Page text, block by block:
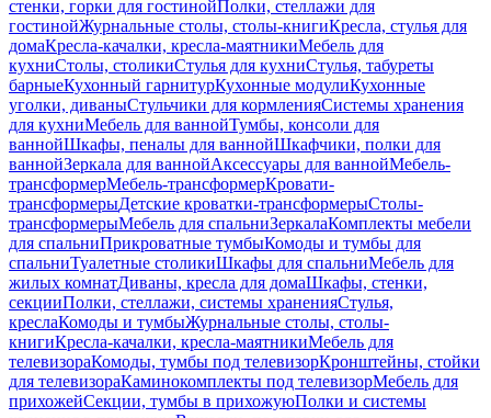
стенки, горки для гостинойПолки, стеллажи для
гостинойЖурнальные столы, столы-книгиКресла, стулья для
домаКресла-качалки, кресла-маятникиМебель для
кухниСтолы, столикиСтулья для кухниСтулья, табуреты
барныеКухонный гарнитурКухонные модулиКухонные
уголки, диваныСтульчики для кормленияСистемы хранения
для кухниМебель для ваннойТумбы, консоли для
ваннойШкафы, пеналы для ваннойШкафчики, полки для
ваннойЗеркала для ваннойАксессуары для ваннойМебель-
трансформерМебель-трансформерКровати-
трансформерыДетские кроватки-трансформерыСтолы-
трансформерыМебель для спальниЗеркалаКомплекты мебели
для спальниПрикроватные тумбыКомоды и тумбы для
спальниТуалетные столикиШкафы для спальниМебель для
жилых комнатДиваны, кресла для домаШкафы, стенки,
секцииПолки, стеллажи, системы храненияСтулья,
креслаКомоды и тумбыЖурнальные столы, столы-
книгиКресла-качалки, кресла-маятникиМебель для
телевизораКомоды, тумбы под телевизорКронштейны, стойки
для телевизораКаминокомплекты под телевизорМебель для
прихожейСекции, тумбы в прихожуюПолки и системы